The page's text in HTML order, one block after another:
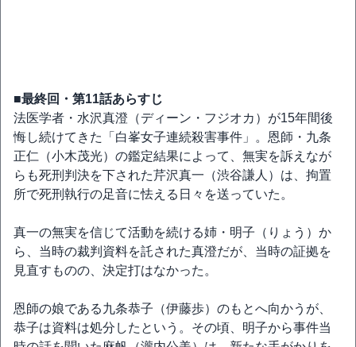
■最終回・第11話あらすじ
法医学者・水沢真澄（ディーン・フジオカ）が15年間後
悔し続けてきた「白峯女子連続殺害事件」。恩師・九条
正仁（小木茂光）の鑑定結果によって、無実を訴えなが
らも死刑判決を下された芹沢真一（渋谷謙人）は、拘置
所で死刑執行の足音に怯える日々を送っていた。
真一の無実を信じて活動を続ける姉・明子（りょう）か
ら、当時の裁判資料を託された真澄だが、当時の証拠を
見直すものの、決定打はなかった。
恩師の娘である九条恭子（伊藤歩）のもとへ向かうが、
恭子は資料は処分したという。その頃、明子から事件当